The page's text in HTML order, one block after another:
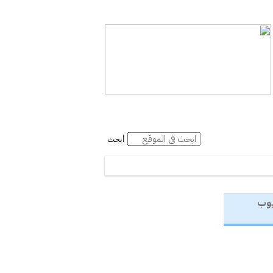
أبحث